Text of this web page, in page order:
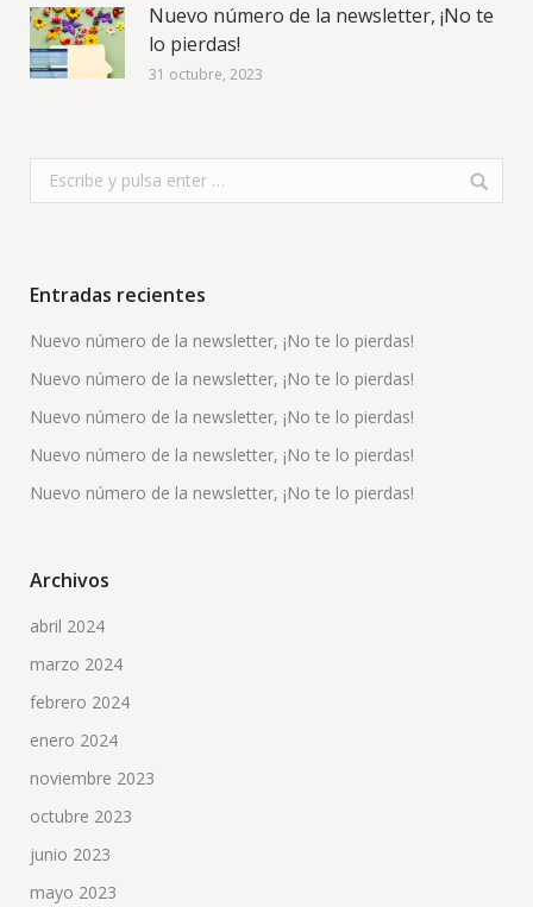
Nuevo número de la newsletter, ¡No te
lo pierdas!
31 octubre, 2023
Entradas recientes
Nuevo número de la newsletter, ¡No te lo pierdas!
Nuevo número de la newsletter, ¡No te lo pierdas!
Nuevo número de la newsletter, ¡No te lo pierdas!
Nuevo número de la newsletter, ¡No te lo pierdas!
Nuevo número de la newsletter, ¡No te lo pierdas!
Archivos
abril 2024
marzo 2024
febrero 2024
enero 2024
noviembre 2023
octubre 2023
junio 2023
mayo 2023